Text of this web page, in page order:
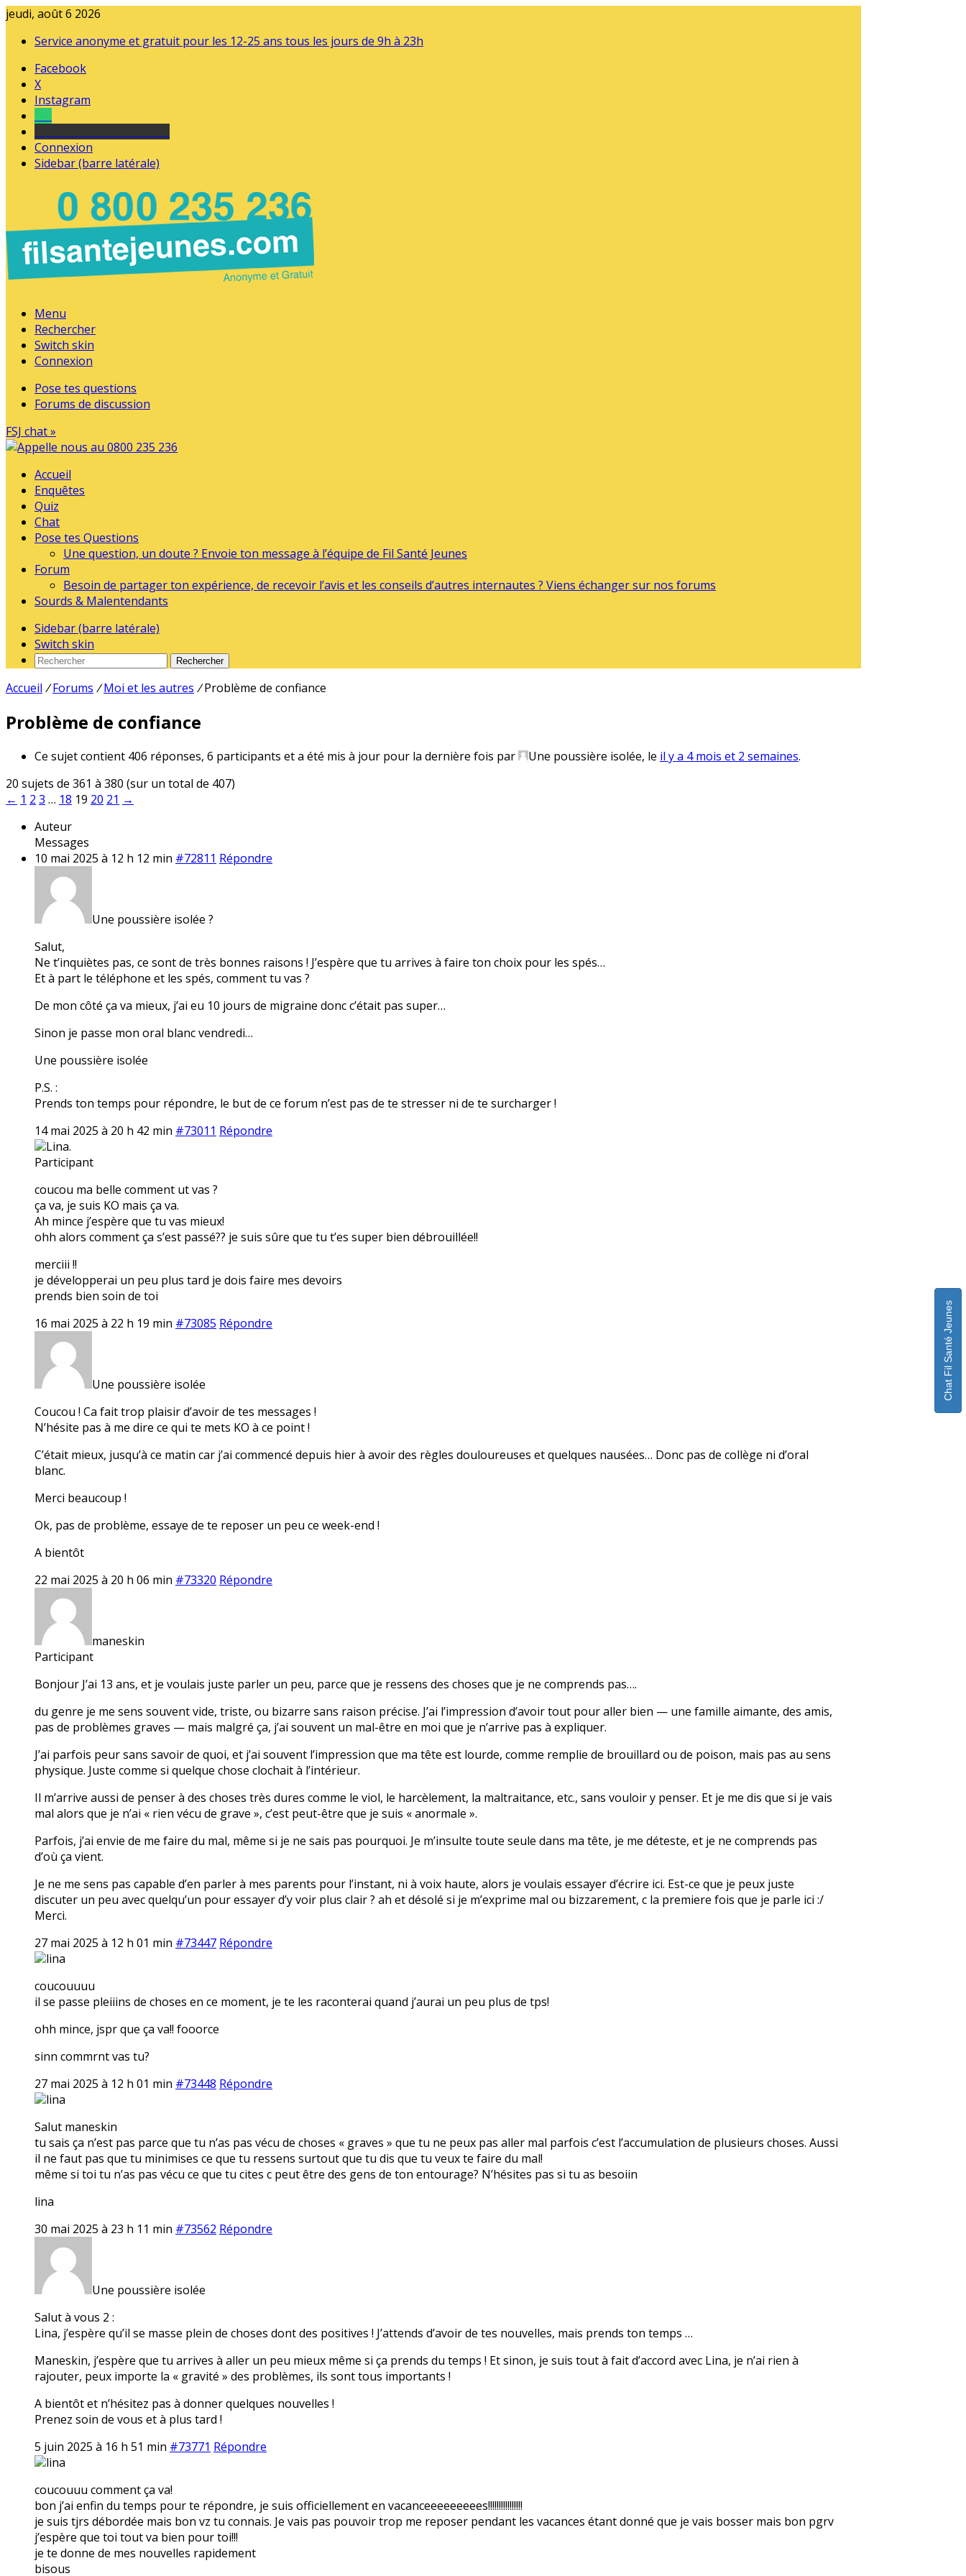
jeudi, août 6 2026
Service anonyme et gratuit pour les 12-25 ans tous les jours de 9h à 23h
Facebook
X
Instagram
Connexion
Sidebar (barre latérale)
Menu
Rechercher
Switch skin
Connexion
Pose tes questions
Forums de discussion
FSJ chat »
Accueil
Enquêtes
Quiz
Chat
Pose tes Questions
Une question, un doute ? Envoie ton message à l’équipe de Fil Santé Jeunes
Forum
Besoin de partager ton expérience, de recevoir l’avis et les conseils d’autres internautes ? Viens échanger sur nos forums
Sourds & Malentendants
Sidebar (barre latérale)
Switch skin
Rechercher
Accueil / Forums / Moi et les autres / Problème de confiance
Problème de confiance
Ce sujet contient 406 réponses, 6 participants et a été mis à jour pour la dernière fois par Une poussière isolée, le il y a 4 mois et 2 semaines.
20 sujets de 361 à 380 (sur un total de 407)
← 1 2 3 … 18 19 20 21 →
Auteur
Messages
10 mai 2025 à 12 h 12 min #72811 Répondre
Une poussière isolée ?
Salut,
Ne t’inquiètes pas, ce sont de très bonnes raisons ! J’espère que tu arrives à faire ton choix pour les spés…
Et à part le téléphone et les spés, comment tu vas ?
De mon côté ça va mieux, j’ai eu 10 jours de migraine donc c’était pas super…
Sinon je passe mon oral blanc vendredi…
Une poussière isolée
P.S. :
Prends ton temps pour répondre, le but de ce forum n’est pas de te stresser ni de te surcharger !
14 mai 2025 à 20 h 42 min #73011 Répondre
Lina.
Participant
coucou ma belle comment ut vas ?
ça va, je suis KO mais ça va.
Ah mince j’espère que tu vas mieux!
ohh alors comment ça s’est passé?? je suis sûre que tu t’es super bien débrouillée!!
merciii !!
je développerai un peu plus tard je dois faire mes devoirs
prends bien soin de toi
16 mai 2025 à 22 h 19 min #73085 Répondre
Une poussière isolée
Coucou ! Ca fait trop plaisir d’avoir de tes messages !
N’hésite pas à me dire ce qui te mets KO à ce point !
C’était mieux, jusqu’à ce matin car j’ai commencé depuis hier à avoir des règles douloureuses et quelques nausées… Donc pas de collège ni d’oral
blanc.
Merci beaucoup !
Ok, pas de problème, essaye de te reposer un peu ce week-end !
A bientôt
22 mai 2025 à 20 h 06 min #73320 Répondre
maneskin
Participant
Bonjour J’ai 13 ans, et je voulais juste parler un peu, parce que je ressens des choses que je ne comprends pas….
du genre je me sens souvent vide, triste, ou bizarre sans raison précise. J’ai l’impression d’avoir tout pour aller bien — une famille aimante, des amis,
pas de problèmes graves — mais malgré ça, j’ai souvent un mal-être en moi que je n’arrive pas à expliquer.
J’ai parfois peur sans savoir de quoi, et j’ai souvent l’impression que ma tête est lourde, comme remplie de brouillard ou de poison, mais pas au sens
physique. Juste comme si quelque chose clochait à l’intérieur.
Il m’arrive aussi de penser à des choses très dures comme le viol, le harcèlement, la maltraitance, etc., sans vouloir y penser. Et je me dis que si je vais
mal alors que je n’ai « rien vécu de grave », c’est peut-être que je suis « anormale ».
Parfois, j’ai envie de me faire du mal, même si je ne sais pas pourquoi. Je m’insulte toute seule dans ma tête, je me déteste, et je ne comprends pas
d’où ça vient.
Je ne me sens pas capable d’en parler à mes parents pour l’instant, ni à voix haute, alors je voulais essayer d’écrire ici. Est-ce que je peux juste
discuter un peu avec quelqu’un pour essayer d’y voir plus clair ? ah et désolé si je m’exprime mal ou bizzarement, c la premiere fois que je parle ici :/
Merci.
27 mai 2025 à 12 h 01 min #73447 Répondre
lina
coucouuuu
il se passe pleiiins de choses en ce moment, je te les raconterai quand j’aurai un peu plus de tps!
ohh mince, jspr que ça va!! fooorce
sinn commrnt vas tu?
27 mai 2025 à 12 h 01 min #73448 Répondre
lina
Salut maneskin
tu sais ça n’est pas parce que tu n’as pas vécu de choses « graves » que tu ne peux pas aller mal parfois c’est l’accumulation de plusieurs choses. Aussi
il ne faut pas que tu minimises ce que tu ressens surtout que tu dis que tu veux te faire du mal!
même si toi tu n’as pas vécu ce que tu cites c peut être des gens de ton entourage? N’hésites pas si tu as besoiin
lina
30 mai 2025 à 23 h 11 min #73562 Répondre
Une poussière isolée
Salut à vous 2 :
Lina, j’espère qu’il se masse plein de choses dont des positives ! J’attends d’avoir de tes nouvelles, mais prends ton temps …
Maneskin, j’espère que tu arrives à aller un peu mieux même si ça prends du temps ! Et sinon, je suis tout à fait d’accord avec Lina, je n’ai rien à
rajouter, peux importe la « gravité » des problèmes, ils sont tous importants !
A bientôt et n’hésitez pas à donner quelques nouvelles !
Prenez soin de vous et à plus tard !
5 juin 2025 à 16 h 51 min #73771 Répondre
lina
coucouuu comment ça va!
bon j’ai enfin du temps pour te répondre, je suis officiellement en vacanceeeeeeeees!!!!!!!!!!!!!!!!
je suis tjrs débordée mais bon vz tu connais. Je vais pas pouvoir trop me reposer pendant les vacances étant donné que je vais bosser mais bon pgrv
j’espère que toi tout va bien pour toi!!!
je te donne de mes nouvelles rapidement
bisous
Chat Fil Santé Jeunes